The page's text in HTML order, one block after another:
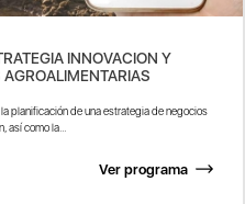
INNOVACION Y
planificación de una estrategia de negocios
como la...
Ver programa